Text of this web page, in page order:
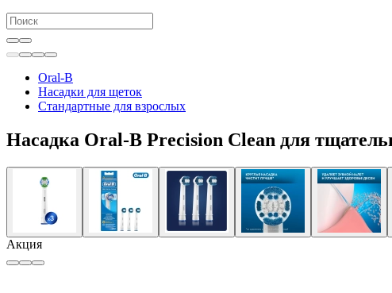
Oral-B
Насадки для щеток
Стандартные для взрослых
Насадка Oral-B Precision Clean для
Акция